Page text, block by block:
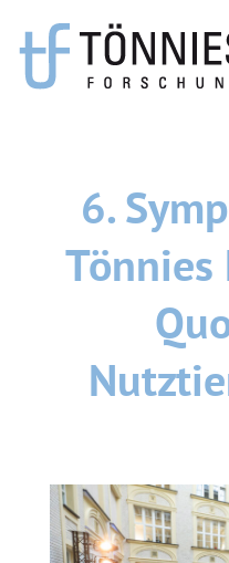
Inhalt
springen
6.
Tönnies